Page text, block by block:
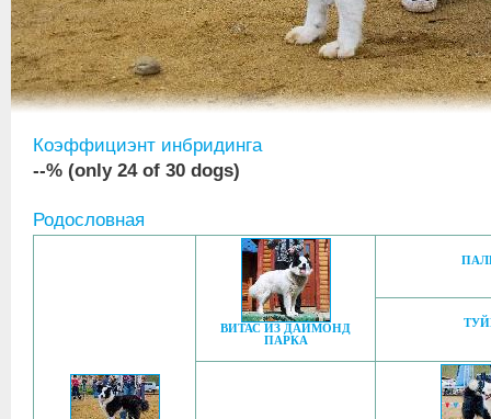
Коэффициэнт инбридинга
--% (only 24 of 30 dogs)
Родословная
ВИТАС ИЗ ДАЙМОНД
ПАРКА